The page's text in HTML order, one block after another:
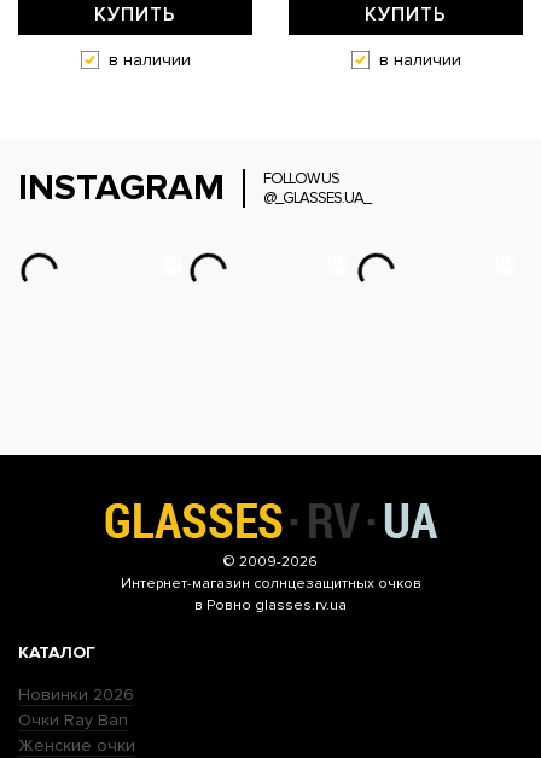
КУПИТЬ
в наличии
КУПИТЬ
в наличии
INSTAGRAM
FOLLOW US
@_GLASSES.UA_
© 2009-2026
Интернет-магазин солнцезащитных очков
в Ровно glasses.rv.ua
КАТАЛОГ
Новинки 2026
Очки Ray Ban
Женские очки